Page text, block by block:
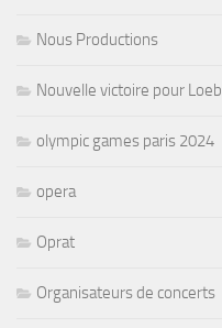
Nous Productions
Nouvelle victoire pour Loeb
olympic games paris 2024
opera
Oprat
Organisateurs de concerts